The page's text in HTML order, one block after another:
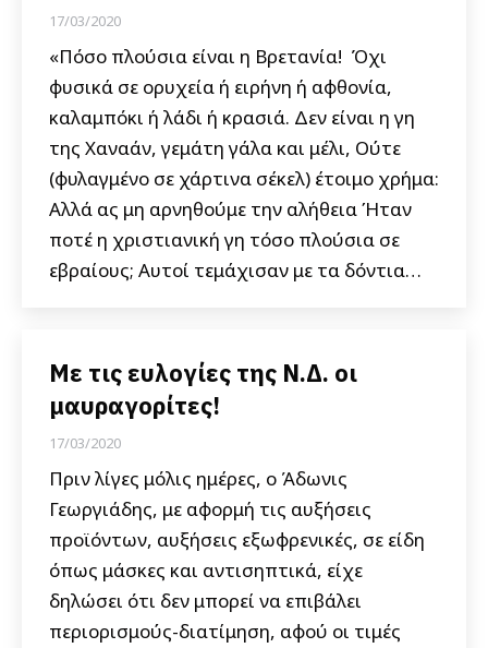
17/03/2020
«Πόσο πλούσια είναι η Βρετανία! Όχι
φυσικά σε ορυχεία ή ειρήνη ή αφθονία,
καλαμπόκι ή λάδι ή κρασιά. Δεν είναι η γη
της Χαναάν, γεμάτη γάλα και μέλι, Ούτε
(φυλαγμένο σε χάρτινα σέκελ) έτοιμο χρήμα:
Αλλά ας μη αρνηθούμε την αλήθεια Ήταν
ποτέ η χριστιανική γη τόσο πλούσια σε
εβραίους; Αυτοί τεμάχισαν με τα δόντια…
Με τις ευλογίες της Ν.Δ. οι
μαυραγορίτες!
17/03/2020
Πριν λίγες μόλις ημέρες, ο Άδωνις
Γεωργιάδης, με αφορμή τις αυξήσεις
προϊόντων, αυξήσεις εξωφρενικές, σε είδη
όπως μάσκες και αντισηπτικά, είχε
δηλώσει ότι δεν μπορεί να επιβάλει
περιορισμούς-διατίμηση, αφού οι τιμές